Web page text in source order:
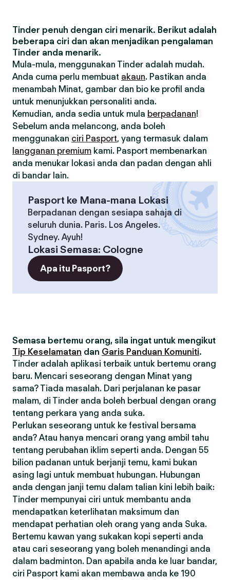
Tinder penuh dengan ciri menarik. Berikut adalah
beberapa ciri dan akan menjadikan pengalaman
Tinder anda menarik.
Mula-mula, menggunakan Tinder adalah mudah.
Anda cuma perlu membuat akaun. Pastikan anda
menambah Minat, gambar dan bio ke profil anda
untuk menunjukkan personaliti anda.
Kemudian, anda sedia untuk mula berpadanan!
Sebelum anda melancong, anda boleh
menggunakan ciri Pasport, yang termasuk dalam
langganan premium kami. Pasport membenarkan
anda menukar lokasi anda dan padan dengan ahli
di bandar lain.
Pasport ke Mana-mana Lokasi
Berpadanan dengan sesiapa sahaja di
seluruh dunia. Paris. Los Angeles.
Sydney. Ayuh!
Lokasi Semasa: Cologne
Apa itu Pasport?
Semasa bertemu orang, sila ingat untuk mengikut
Tip Keselamatan dan Garis Panduan Komuniti.
Tinder adalah aplikasi terbaik untuk bertemu orang
baru. Mencari seseorang dengan Minat yang
sama? Tiada masalah. Dari perjalanan ke pasar
malam, di Tinder anda boleh berbual dengan orang
tentang perkara yang anda suka.
Perlukan seseorang untuk ke festival bersama
anda? Atau hanya mencari orang yang ambil tahu
tentang perubahan iklim seperti anda. Dengan 55
bilion padanan untuk berjanji temu, kami bukan
asing lagi untuk membuat hubungan. Hubungan
anda dengan janji temu dalam talian kini lebih baik:
Tinder mempunyai ciri untuk membantu anda
mendapatkan keterlihatan maksimum dan
mendapat perhatian oleh orang yang anda Suka.
Bertemu kawan yang sukakan kopi seperti anda
atau cari seseorang yang boleh menandingi anda
dalam badminton. Dan apabila anda ke luar bandar,
ciri Pasport kami akan membawa anda ke 190